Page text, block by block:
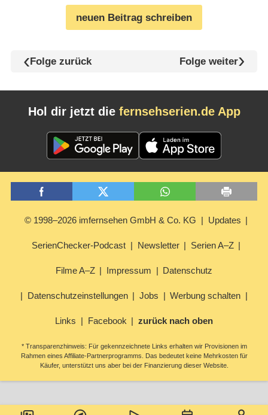
neuen Beitrag schreiben
Folge zurück Folge weiter
Hol dir jetzt die fernsehserien.de App
© 1998–2026 imfernsehen GmbH & Co. KG Updates
SerienChecker-Podcast Newsletter Serien A–Z
Filme A–Z Impressum Datenschutz
Datenschutzeinstellungen Jobs Werbung schalten
Links Facebook zurück nach oben
* Transparenzhinweis: Für gekennzeichnete Links erhalten wir Provisionen im
Rahmen eines Affiliate-Partnerprogramms. Das bedeutet keine Mehrkosten für
Käufer, unterstützt uns aber bei der Finanzierung dieser Website.